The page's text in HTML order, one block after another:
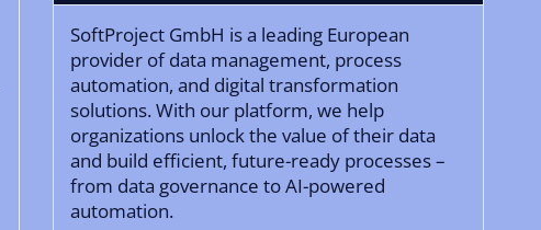
SoftProject GmbH is a leading European
provider of data management, process
automation, and digital transformation
solutions. With our platform, we help
organizations unlock the value of their data
and build efficient, future-ready processes –
from data governance to AI-powered
automation.